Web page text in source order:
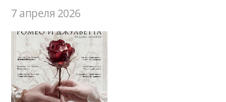
7 апреля 2026